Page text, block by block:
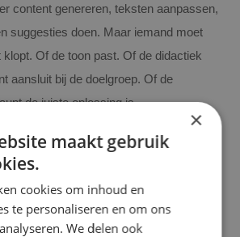
content genereren, teksten aanpassen,
suggesties doen. Maar iemand moet
klopt. Of de toon past. Of de didactiek
aansluit bij de doelgroep. Of de
de juiste oplossing is.
wordt dus geen detail, maar een
steeds meer van uitvoerder naar
naar leerarchitect. Van beheerder
×
maakt gebruik
cookies om inhoud en
te personaliseren en om ons
We delen ook